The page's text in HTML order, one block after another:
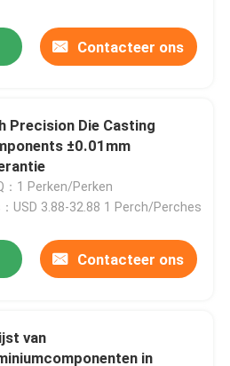
Contacteer ons
Precision Die Casting
±0.01mm
：1 Perken/Perken
USD 3.88-32.88 1 Perch/Perches
Contacteer ons
van
in